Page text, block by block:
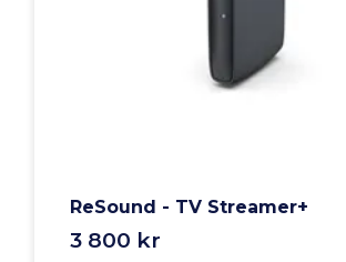
ReSound - TV Streamer+
3 800 kr